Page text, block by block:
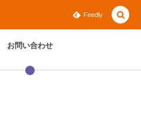
Feedly
お問い合わせ